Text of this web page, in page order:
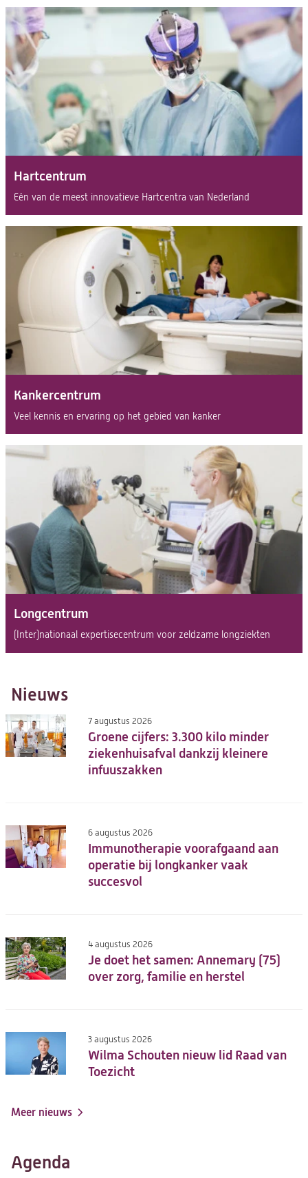
Hartcentrum
Eén van de meest innovatieve Hartcentra van Nederland
Kankercentrum
Veel kennis en ervaring op het gebied van kanker
Longcentrum
(Inter)nationaal expertisecentrum voor zeldzame longziekten
Nieuws
Groene cijfers: 3.300 kilo minder
ziekenhuisafval dankzij kleinere
infuuszakken
7 augustus 2026
Immunotherapie voorafgaand aan
operatie bij longkanker vaak
succesvol
6 augustus 2026
Je doet het samen: Annemary (75)
over zorg, familie en herstel
4 augustus 2026
Wilma Schouten nieuw lid Raad van
Toezicht
3 augustus 2026
Meer nieuws
Agenda